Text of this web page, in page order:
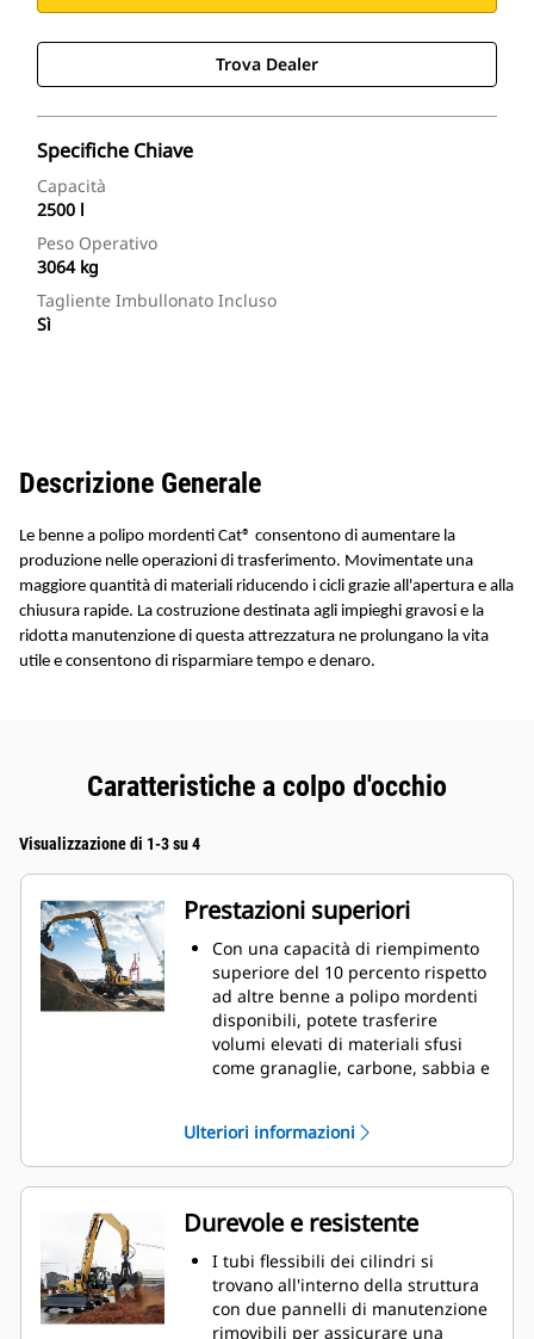
Trova Dealer
Specifiche Chiave
Capacità
2500 l
Peso Operativo
3064 kg
Tagliente Imbullonato Incluso
Sì
Descrizione Generale
Le benne a polipo mordenti Cat® consentono di aumentare la
produzione nelle operazioni di trasferimento. Movimentate una
maggiore quantità di materiali riducendo i cicli grazie all'apertura e alla
chiusura rapide. La costruzione destinata agli impieghi gravosi e la
ridotta manutenzione di questa attrezzatura ne prolungano la vita
utile e consentono di risparmiare tempo e denaro.
Caratteristiche a colpo d'occhio
Visualizzazione di 1-3 su 4
Prestazioni superiori
Con una capacità di riempimento
superiore del 10 percento rispetto
ad altre benne a polipo mordenti
disponibili, potete trasferire
volumi elevati di materiali sfusi
come granaglie, carbone, sabbia e
produzione con l'ampia apertura
delle valve per il materiale sfuso.
L'elevata forza di chiusura delle
valve della benna, unita
all'apertura e alla chiusura rapide,
consente di ottenere cicli più brevi
e di rimanere concentrati sul
lavoro per spostare un maggior
numero di tonnellate all'ora.
Ulteriori informazioni
Durevole e resistente
I tubi flessibili dei cilindri si
trovano all'interno della struttura
con due pannelli di manutenzione
rimovibili per assicurare una